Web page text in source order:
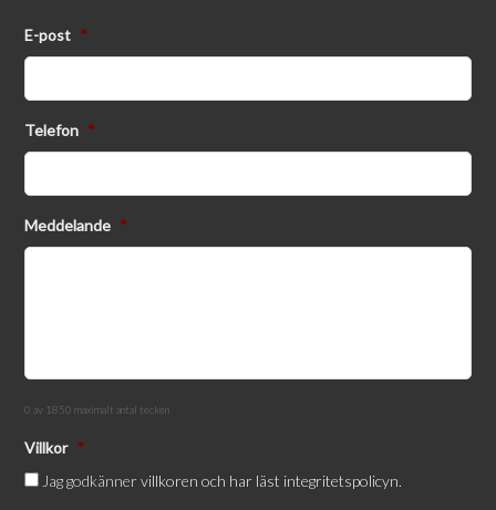
E-post *
Telefon *
Meddelande *
0 av 1850 maximalt antal tecken
Villkor *
Jag godkännervillkoren och har läst integritetspolicyn.